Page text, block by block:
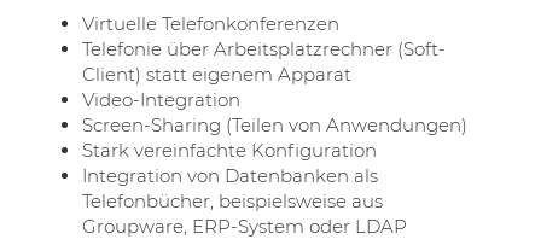
Virtuelle Telefonkonferenzen
Telefonie über Arbeitsplatzrechner (Soft-
Client) statt eigenem Apparat
Video-Integration
Screen-Sharing (Teilen von Anwendungen)
Stark vereinfachte Konfiguration
Integration von Datenbanken als
Telefonbücher, beispielsweise aus
Groupware, ERP-System oder LDAP